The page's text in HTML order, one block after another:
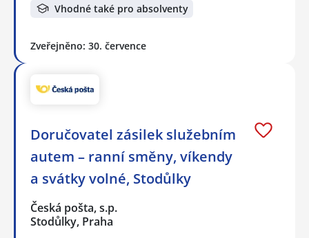
Vhodné také pro absolventy
Zveřejněno: 30. července
Doručovatel zásilek služebním
autem – ranní směny, víkendy
a svátky volné, Stodůlky
Česká pošta, s.p.
Stodůlky, Praha